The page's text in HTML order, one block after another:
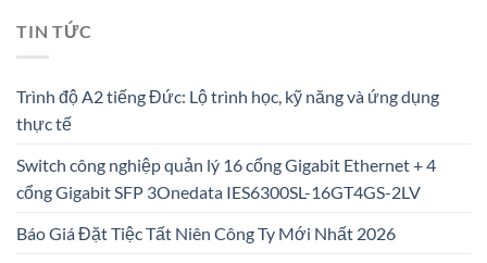
TIN TỨC
Trình độ A2 tiếng Đức: Lộ trình học, kỹ năng và ứng dụng
thực tế
Switch công nghiệp quản lý 16 cổng Gigabit Ethernet + 4
cổng Gigabit SFP 3Onedata IES6300SL-16GT4GS-2LV
Báo Giá Đặt Tiệc Tất Niên Công Ty Mới Nhất 2026